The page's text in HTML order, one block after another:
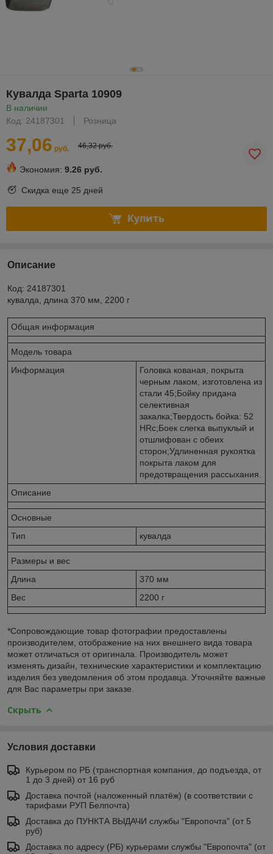
Кувалда Sparta 10909
В наличии
Код: 24187301
Розница
37,06 руб. 46,32 руб.
Экономия: 9.26 руб.
Скидка еще 25 дней
Купить
Описание
Код: 24187301
кувалда, длина 370 мм, 2200 г
Общая информация
Модель товара
Информация
Головка кованая, покрыта
черным лаком, изготовлена из
стали 45;Бойку придана
селективная
закалка;Твердость бойка: 52
HRc;Боек слегка выпуклый и
отшлифован с обеих
сторон;Удлиненная рукоятка
покрыта лаком для
предотвращения рассыхания.
Описание
Основные
Тип
кувалда
Размеры и вес
Длина
370 мм
Вес
2200 г
*Сопровождающие товар фотографии предоставлены
производителем, отображение на них внешнего вида товара
может отличаться от оригинала. Производитель может
изменять дизайн, технические характеристики и комплектацию
изделия без уведомления об этом продавца. Уточняйте важные
для Вас параметры при заказе.
Скрыть
Условия доставки
Курьером по РБ (транспортная компания, до подъезда, от
1 до 3 дней) от 16 руб
Доставка почтой (наложенный платёж) (в соответствии с
тарифами РУП Белпочта)
Доставка до ПУНКТА ВЫДАЧИ службы "Европочта" (от 5
руб)
Доставка по адресу (РБ) курьерами службы "Европочта" (от